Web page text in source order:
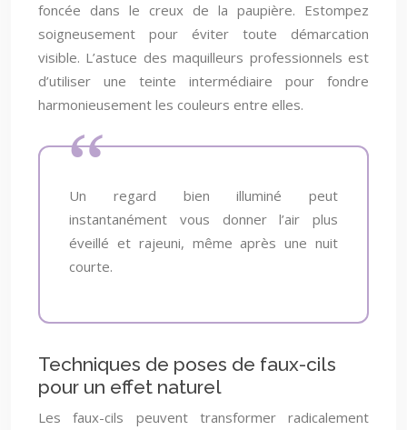
foncée dans le creux de la paupière. Estompez
soigneusement pour éviter toute démarcation
visible. L’astuce des maquilleurs professionnels est
d’utiliser une teinte intermédiaire pour fondre
harmonieusement les couleurs entre elles.
Un regard bien illuminé peut
instantanément vous donner l’air plus
éveillé et rajeuni, même après une nuit
courte.
Techniques de poses de faux-cils
pour un effet naturel
Les faux-cils peuvent transformer radicalement